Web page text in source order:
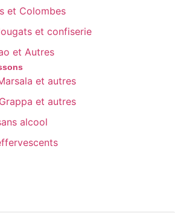
et Colombes
et confiserie
et Autres
et autres
et autres
alcool